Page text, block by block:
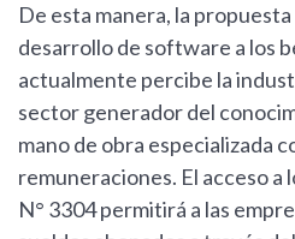
De esta manera, la
desarrollo de software a los
actualmente percibe la
sector generador del
mano de obra especializada
remuneraciones. El acceso a
N° 3304 permitirá a las